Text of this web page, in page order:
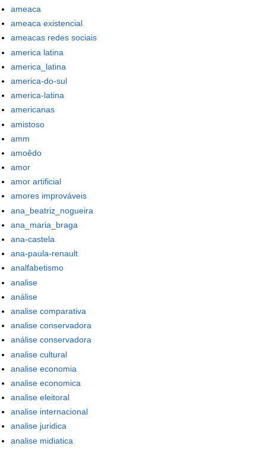
ameaca
ameaca existencial
ameacas redes sociais
america latina
america_latina
america-do-sul
america-latina
americanas
amistoso
amm
amoêdo
amor
amor artificial
amores improváveis
ana_beatriz_nogueira
ana_maria_braga
ana-castela
ana-paula-renault
analfabetismo
analise
análise
analise comparativa
analise conservadora
análise conservadora
analise cultural
analise economia
analise economica
analise eleitoral
analise internacional
analise juridica
analise midiatica